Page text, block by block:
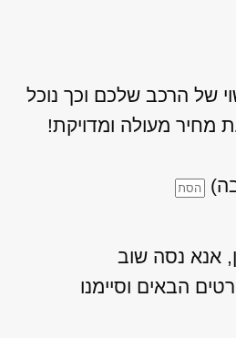
של הרכב שלכם וכך נוכל
מחיר מעולה ומדויקת!
אנא נסה שוב
הבאים וסיימנו